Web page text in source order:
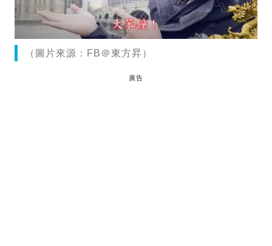
（圖片來源：FB＠東方昇）
廣告